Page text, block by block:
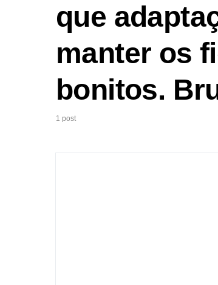
que
manter os
bonitos.
1 post